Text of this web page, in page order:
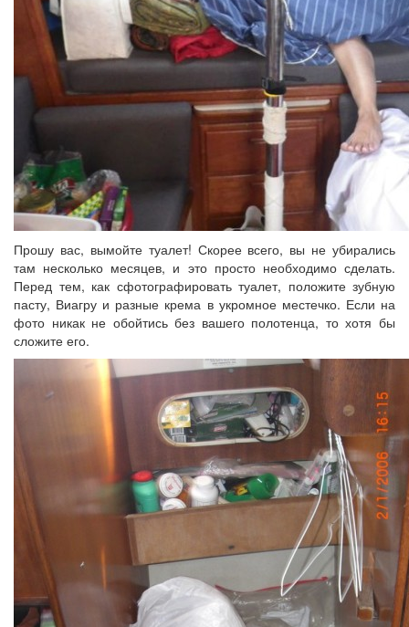
Прошу вас, вымойте туалет! Скорее всего, вы не убирались
там несколько месяцев, и это просто необходимо сделать.
Перед тем, как сфотографировать туалет, положите зубную
пасту, Виагру и разные крема в укромное местечко. Если на
фото никак не обойтись без вашего полотенца, то хотя бы
сложите его.